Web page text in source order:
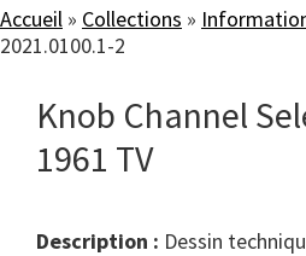
Accueil » Collections »
2021.0100.1-2
Knob Channel
1961 TV
Description : Dessin